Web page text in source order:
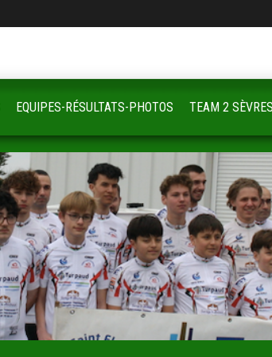
EQUIPES-RÉSULTATS-PHOTOS TEAM 2 SÈVRES